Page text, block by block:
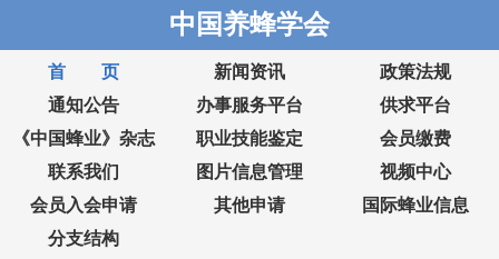
中国养蜂学会
首 页 新闻资讯
政策法规
通知公告
办事服务平台
供求平台
《中国蜂业》杂志
职业技能鉴定
会员缴费
联系我们
图片信息管理
视频中心
会员入会申请
其他申请
国际蜂业信息
分支结构